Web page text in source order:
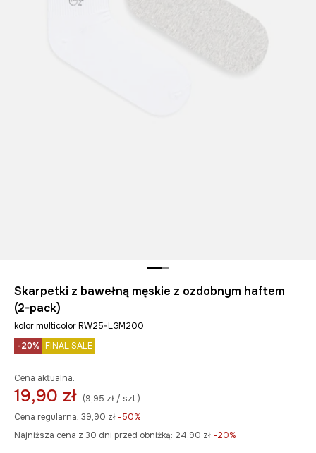
Skarpetki z bawełną męskie z ozdobnym haftem
(2-pack)
kolor multicolor RW25-LGM200
-20% FINAL SALE
Cena aktualna:
19,90 zł (9,95 zł / szt.)
Cena regularna: 39,90 zł -50%
Najniższa cena z 30 dni przed obniżką: 24,90 zł -20%